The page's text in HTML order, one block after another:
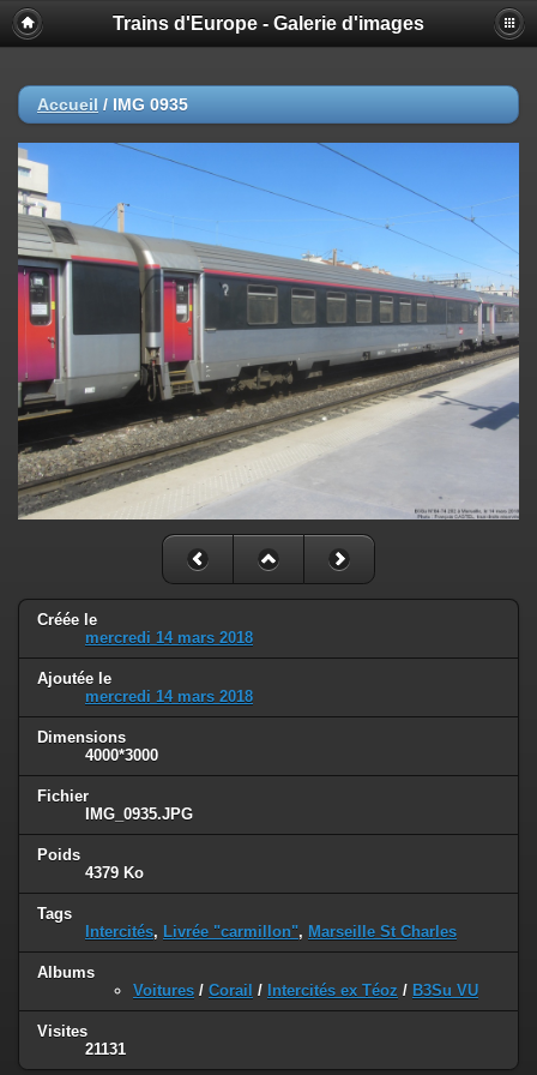
Trains d'Europe - Galerie d'images
Accueil / IMG 0935
Créée le
mercredi 14 mars 2018
Ajoutée le
mercredi 14 mars 2018
Dimensions
4000*3000
Fichier
IMG_0935.JPG
Poids
4379 Ko
Tags
Intercités, Livrée "carmillon", Marseille St Charles
Albums
Voitures / Corail / Intercités ex Téoz / B3Su VU
Visites
21131